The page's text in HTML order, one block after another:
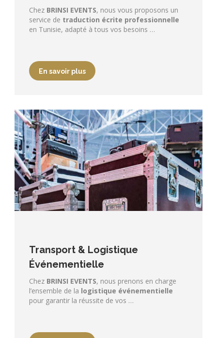
Chez BRINSI EVENTS, nous vous proposons un
service de traduction écrite professionnelle
en Tunisie, adapté à tous vos besoins …
En savoir plus
Transport & Logistique
Événementielle
Chez BRINSI EVENTS, nous prenons en charge
l’ensemble de la logistique événementielle
pour garantir la réussite de vos …